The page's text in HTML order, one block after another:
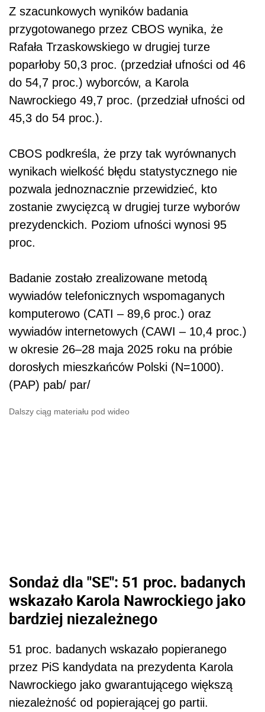
Z szacunkowych wyników badania
przygotowanego przez CBOS wynika, że
Rafała Trzaskowskiego w drugiej turze
poparłoby 50,3 proc. (przedział ufności od 46
do 54,7 proc.) wyborców, a Karola
Nawrockiego 49,7 proc. (przedział ufności od
45,3 do 54 proc.).
CBOS podkreśla, że przy tak wyrównanych
wynikach wielkość błędu statystycznego nie
pozwala jednoznacznie przewidzieć, kto
zostanie zwycięzcą w drugiej turze wyborów
prezydenckich. Poziom ufności wynosi 95
proc.
Badanie zostało zrealizowane metodą
wywiadów telefonicznych wspomaganych
komputerowo (CATI – 89,6 proc.) oraz
wywiadów internetowych (CAWI – 10,4 proc.)
w okresie 26–28 maja 2025 roku na próbie
dorosłych mieszkańców Polski (N=1000).
(PAP) pab/ par/
Dalszy ciąg materiału pod wideo
Sondaż dla "SE": 51 proc. badanych
wskazało Karola Nawrockiego jako
bardziej niezależnego
51 proc. badanych wskazało popieranego
przez PiS kandydata na prezydenta Karola
Nawrockiego jako gwarantującego większą
niezależność od popierającej go partii.